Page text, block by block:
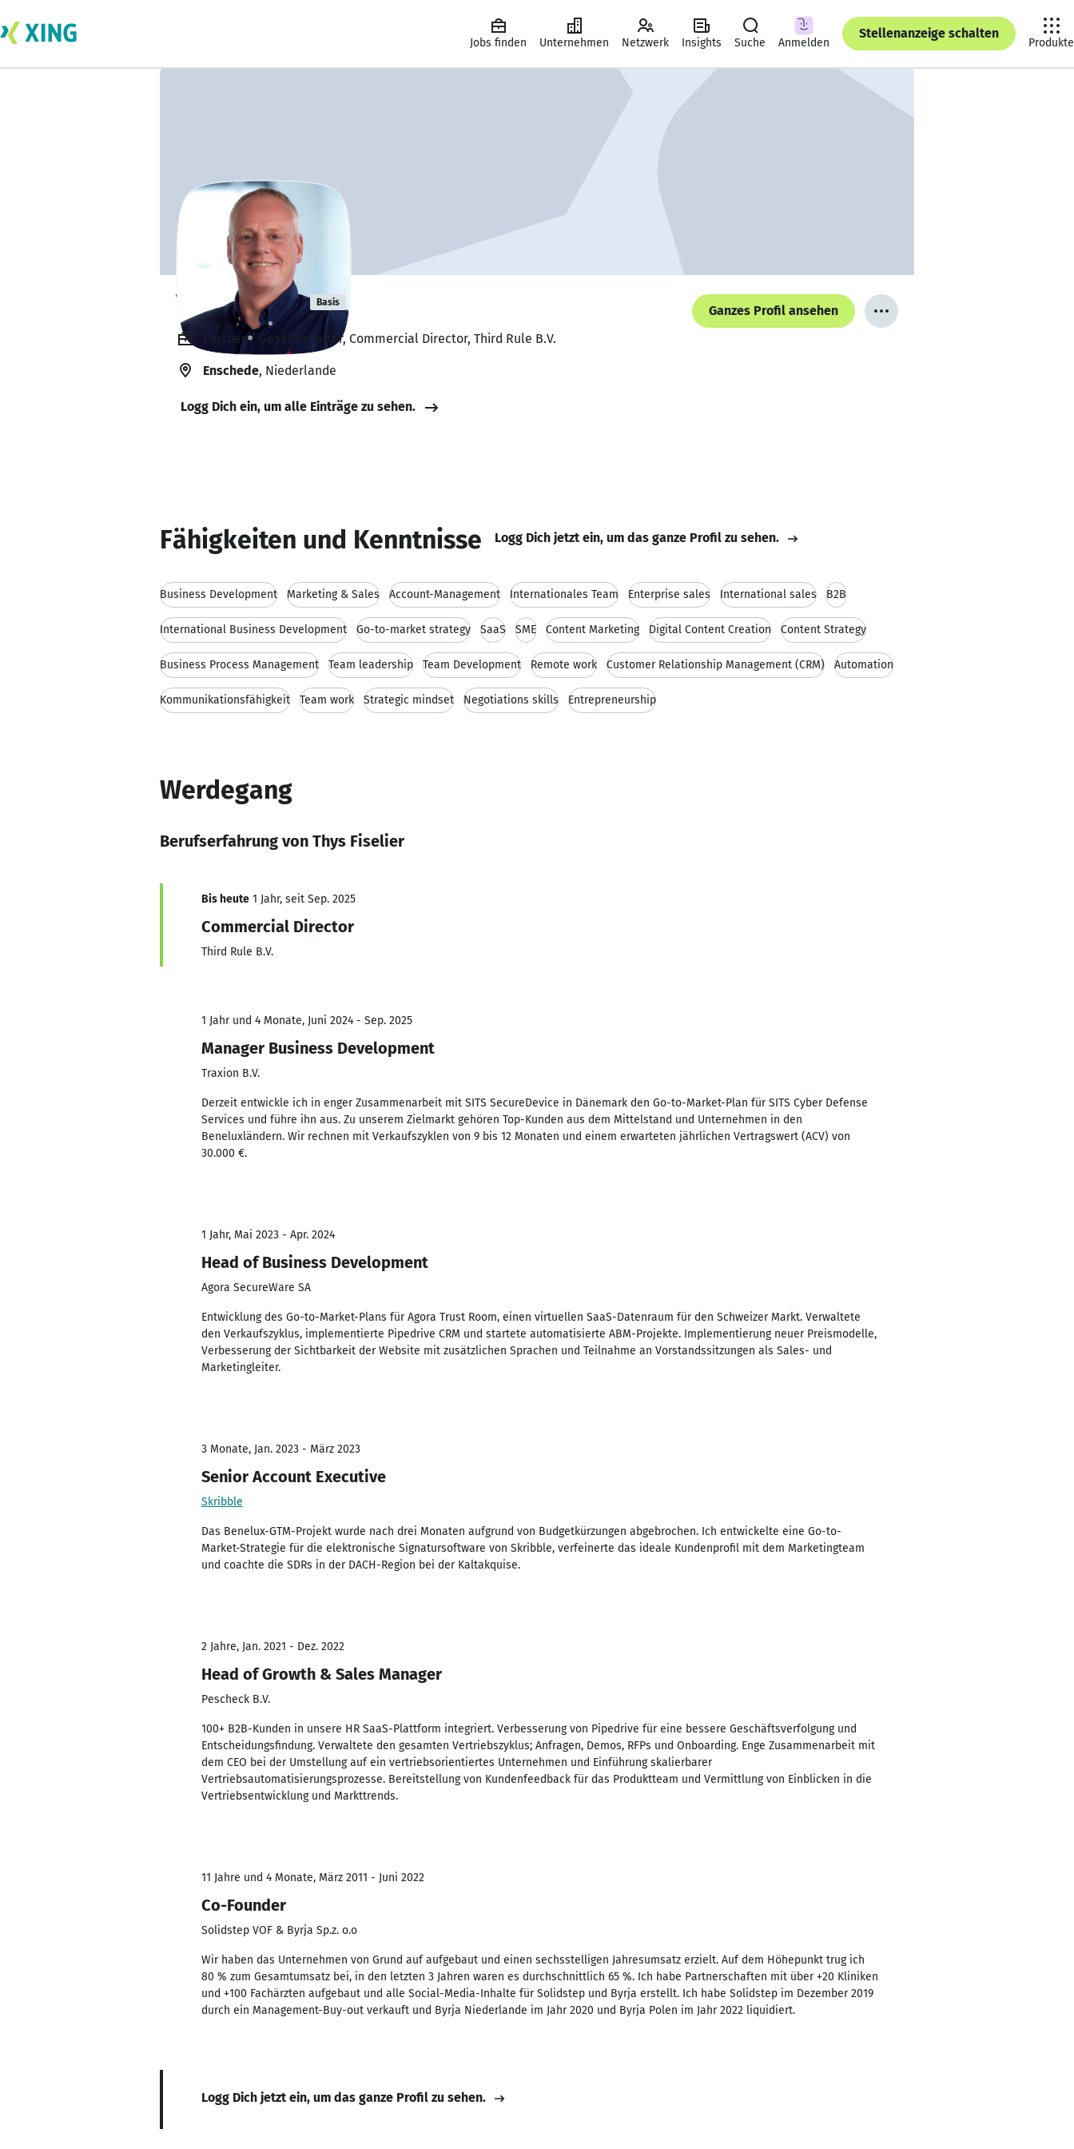
Jobs finden Unternehmen Netzwerk Insights Suche Anmelden
Stellenanzeige schalten
Produkte
Thys Fiselier Basis
Ganzes Profil ansehen
Partner / Gesellschafter, Commercial Director, Third Rule B.V.
Enschede, Niederlande
Logg Dich ein, um alle Einträge zu sehen.
Fähigkeiten und Kenntnisse Logg Dich jetzt ein, um das ganze Profil zu sehen.
Business Development Marketing & Sales Account-Management Internationales Team Enterprise sales International sales B2B
International Business Development Go-to-market strategy SaaS SME Content Marketing Digital Content Creation Content Strategy
Business Process Management Team leadership Team Development Remote work Customer Relationship Management (CRM) Automation
Kommunikationsfähigkeit Team work Strategic mindset Negotiations skills Entrepreneurship
Werdegang
Berufserfahrung von Thys Fiselier
Bis heute 1 Jahr, seit Sep. 2025
Commercial Director
Third Rule B.V.
1 Jahr und 4 Monate, Juni 2024 - Sep. 2025
Manager Business Development
Traxion B.V.
Derzeit entwickle ich in enger Zusammenarbeit mit SITS SecureDevice in Dänemark den Go-to-Market-Plan für SITS Cyber Defense
Services und führe ihn aus. Zu unserem Zielmarkt gehören Top-Kunden aus dem Mittelstand und Unternehmen in den
Beneluxländern. Wir rechnen mit Verkaufszyklen von 9 bis 12 Monaten und einem erwarteten jährlichen Vertragswert (ACV) von
30.000 €.
1 Jahr, Mai 2023 - Apr. 2024
Head of Business Development
Agora SecureWare SA
Entwicklung des Go-to-Market-Plans für Agora Trust Room, einen virtuellen SaaS-Datenraum für den Schweizer Markt. Verwaltete
den Verkaufszyklus, implementierte Pipedrive CRM und startete automatisierte ABM-Projekte. Implementierung neuer Preismodelle,
Verbesserung der Sichtbarkeit der Website mit zusätzlichen Sprachen und Teilnahme an Vorstandssitzungen als Sales- und
Marketingleiter.
3 Monate, Jan. 2023 - März 2023
Senior Account Executive
Skribble
Das Benelux-GTM-Projekt wurde nach drei Monaten aufgrund von Budgetkürzungen abgebrochen. Ich entwickelte eine Go-to-
Market-Strategie für die elektronische Signatursoftware von Skribble, verfeinerte das ideale Kundenprofil mit dem Marketingteam
und coachte die SDRs in der DACH-Region bei der Kaltakquise.
2 Jahre, Jan. 2021 - Dez. 2022
Head of Growth & Sales Manager
Pescheck B.V.
100+ B2B-Kunden in unsere HR SaaS-Plattform integriert. Verbesserung von Pipedrive für eine bessere Geschäftsverfolgung und
Entscheidungsfindung. Verwaltete den gesamten Vertriebszyklus; Anfragen, Demos, RFPs und Onboarding. Enge Zusammenarbeit mit
dem CEO bei der Umstellung auf ein vertriebsorientiertes Unternehmen und Einführung skalierbarer
Vertriebsautomatisierungsprozesse. Bereitstellung von Kundenfeedback für das Produktteam und Vermittlung von Einblicken in die
Vertriebsentwicklung und Markttrends.
11 Jahre und 4 Monate, März 2011 - Juni 2022
Co-Founder
Solidstep VOF & Byrja Sp.z. o.o
Wir haben das Unternehmen von Grund auf aufgebaut und einen sechsstelligen Jahresumsatz erzielt. Auf dem Höhepunkt trug ich
80 % zum Gesamtumsatz bei, in den letzten 3 Jahren waren es durchschnittlich 65 %. Ich habe Partnerschaften mit über +20 Kliniken
und +100 Fachärzten aufgebaut und alle Social-Media-Inhalte für Solidstep und Byrja erstellt. Ich habe Solidstep im Dezember 2019
durch ein Management-Buy-out verkauft und Byrja Niederlande im Jahr 2020 und Byrja Polen im Jahr 2022 liquidiert.
Logg Dich jetzt ein, um das ganze Profil zu sehen.